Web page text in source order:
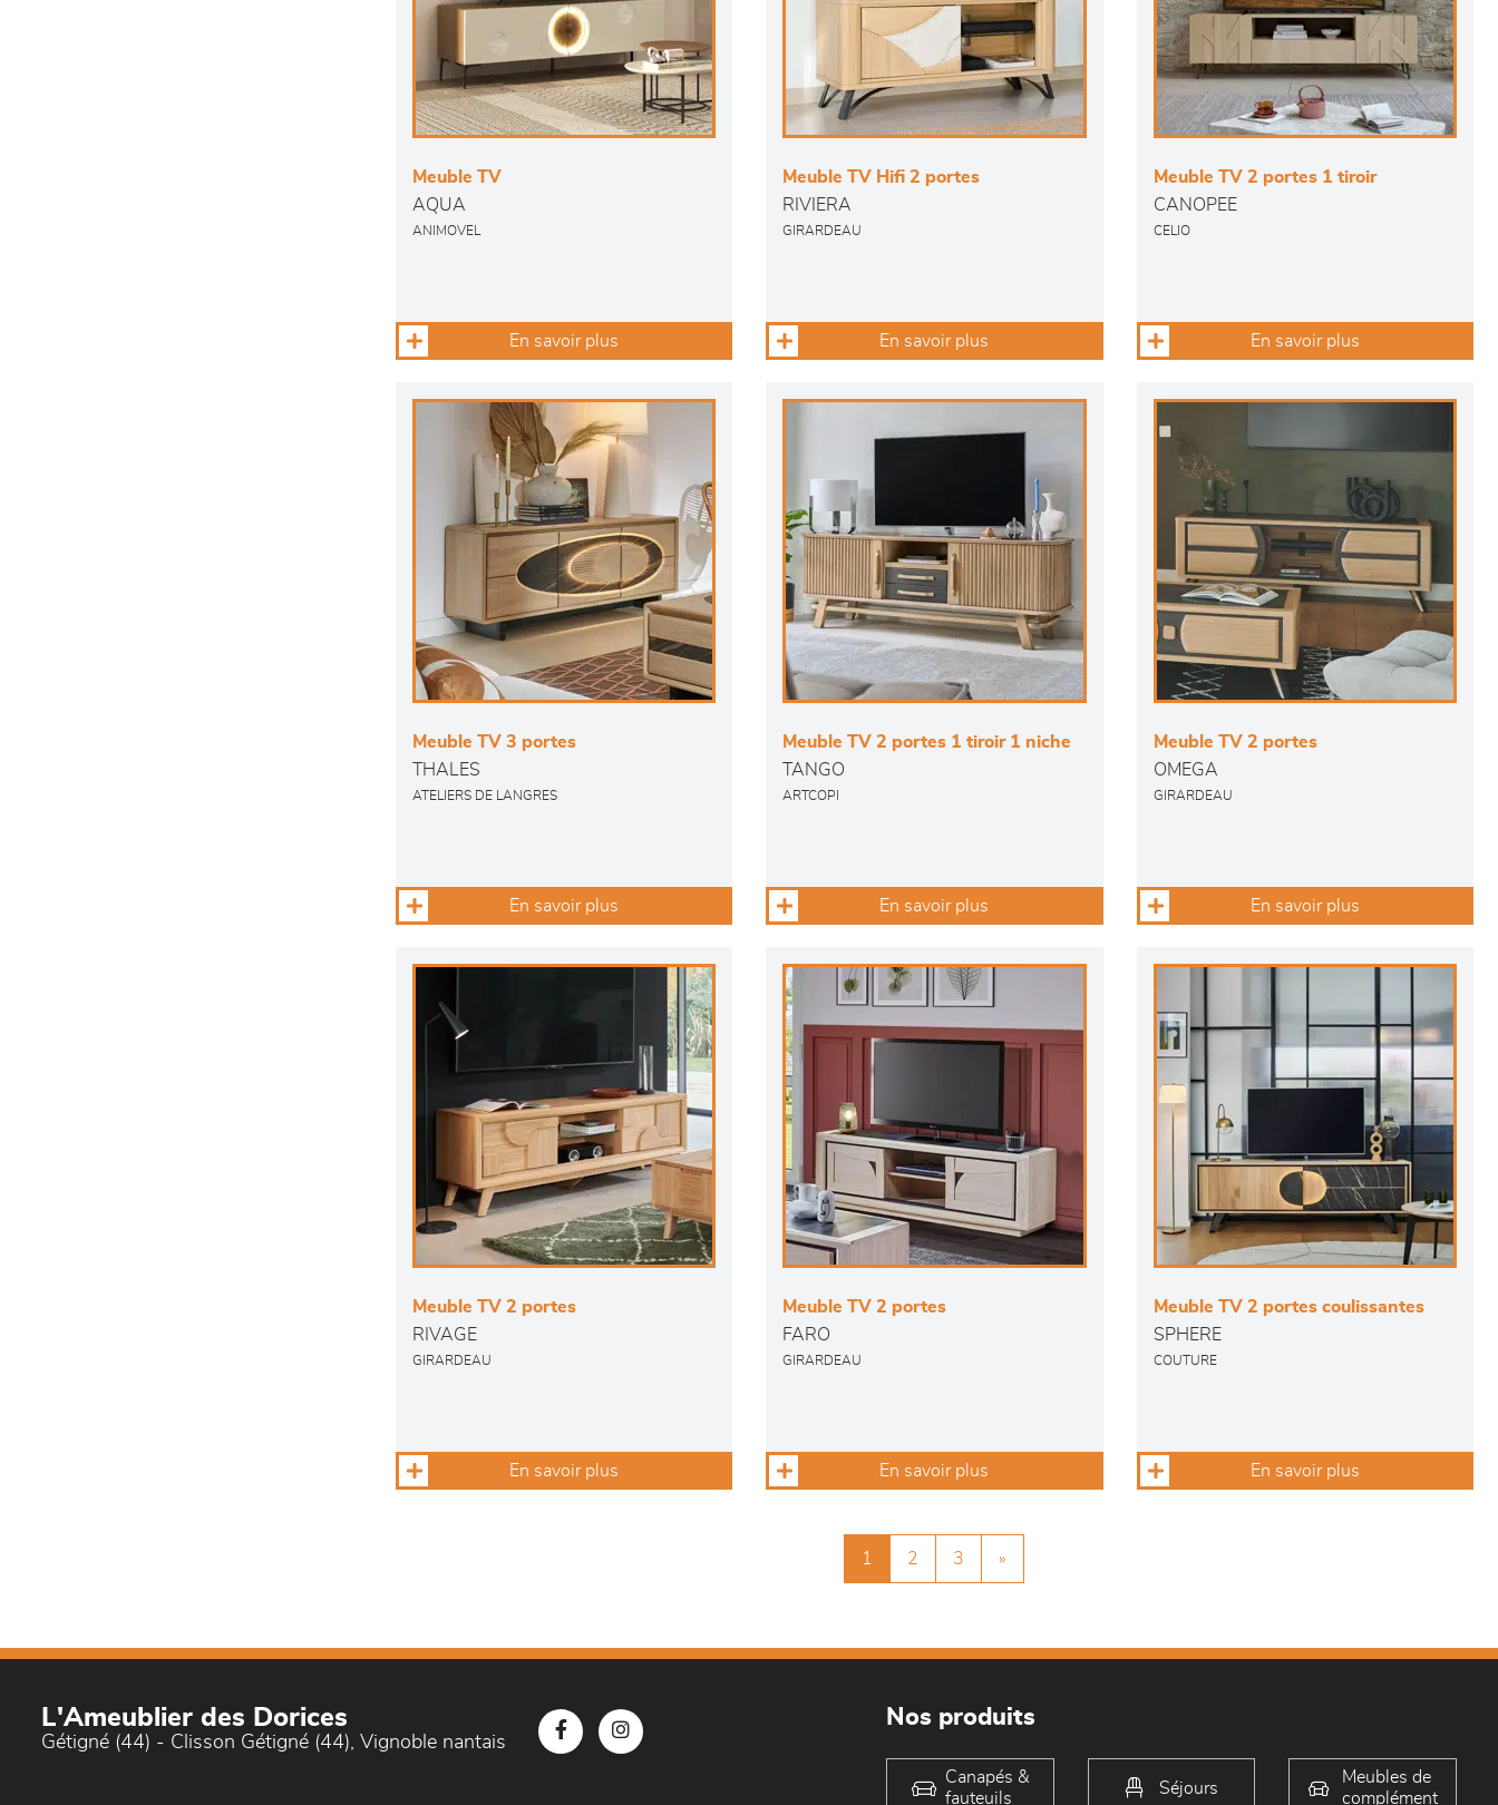
Meuble TV
AQUA
ANIMOVEL
En savoir plus
Meuble TV Hifi 2 portes
RIVIERA
GIRARDEAU
En savoir plus
Meuble TV 2 portes 1 tiroir
CANOPEE
CELIO
En savoir plus
Meuble TV 3 portes
THALES
ATELIERS DE LANGRES
En savoir plus
Meuble TV 2 portes 1 tiroir 1 niche
TANGO
ARTCOPI
En savoir plus
Meuble TV 2 portes
OMEGA
GIRARDEAU
En savoir plus
Meuble TV 2 portes
RIVAGE
GIRARDEAU
En savoir plus
Meuble TV 2 portes
FARO
GIRARDEAU
En savoir plus
Meuble TV 2 portes coulissantes
SPHERE
COUTURE
En savoir plus
1 2 3 »
L'Ameublier des Dorices
Gétigné (44) - Clisson Gétigné (44), Vignoble nantais
Nos produits
Canapés &
fauteuils
Séjours
Meubles de
complément